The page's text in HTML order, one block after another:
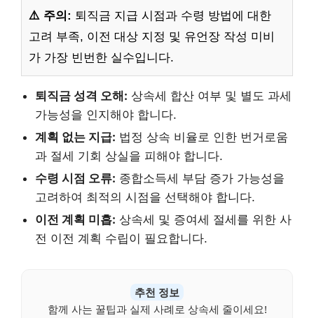
⚠️ 주의: 퇴직금 지급 시점과 수령 방법에 대한
고려 부족, 이전 대상 지정 및 유언장 작성 미비
가 가장 빈번한 실수입니다.
퇴직금 성격 오해: 상속세 합산 여부 및 별도 과세
가능성을 인지해야 합니다.
계획 없는 지급: 법정 상속 비율로 인한 번거로움
과 절세 기회 상실을 피해야 합니다.
수령 시점 오류: 종합소득세 부담 증가 가능성을
고려하여 최적의 시점을 선택해야 합니다.
이전 계획 미흡: 상속세 및 증여세 절세를 위한 사
전 이전 계획 수립이 필요합니다.
추천 정보
함께 사는 꿀팁과 실제 사례로 상속세 줄이세요!